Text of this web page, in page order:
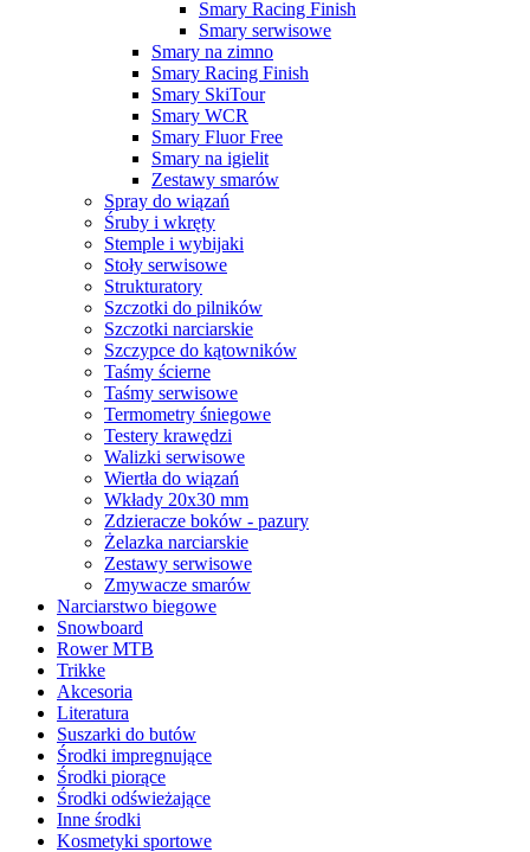
Smary Racing Finish
Smary serwisowe
Smary na zimno
Smary Racing Finish
Smary SkiTour
Smary WCR
Smary Fluor Free
Smary na igielit
Zestawy smarów
Spray do wiązań
Śruby i wkręty
Stemple i wybijaki
Stoły serwisowe
Strukturatory
Szczotki do pilników
Szczotki narciarskie
Szczypce do kątowników
Taśmy ścierne
Taśmy serwisowe
Termometry śniegowe
Testery krawędzi
Walizki serwisowe
Wiertła do wiązań
Wkłady 20x30 mm
Zdzieracze boków - pazury
Żelazka narciarskie
Zestawy serwisowe
Zmywacze smarów
Narciarstwo biegowe
Snowboard
Rower MTB
Trikke
Akcesoria
Literatura
Suszarki do butów
Środki impregnujące
Środki piorące
Środki odświeżające
Inne środki
Kosmetyki sportowe